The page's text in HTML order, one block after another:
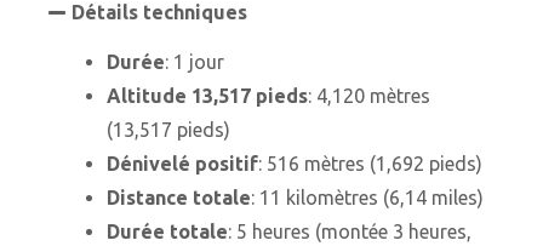
Détails techniques
Durée: 1 jour
Altitude 13,517 pieds: 4,120 mètres
(13,517 pieds)
Dénivelé positif: 516 mètres (1,692 pieds)
Distance totale: 11 kilomètres (6,14 miles)
Durée totale: 5 heures (montée 3 heures,